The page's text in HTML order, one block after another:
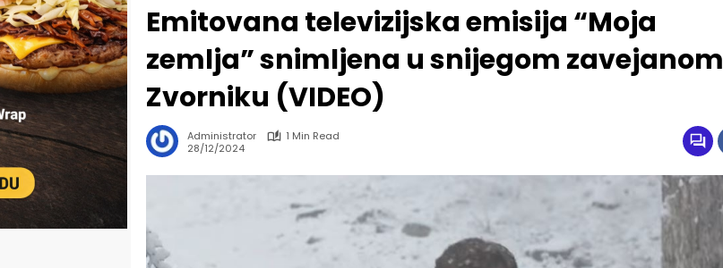
Emitovana televizijska emisija “Moja
zemlja” snimljena u snijegom zavejanom
Zvorniku (VIDEO)
Administrator
1 Min Read
28/12/2024